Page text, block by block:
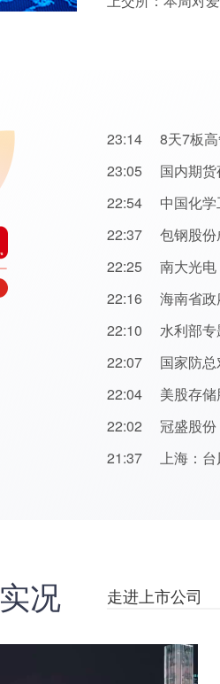
23:14
8天7板高争
23:05
国内期
22:54
中国化学工程
22:37
包钢股份
22:25
南大光电：
22:16
海南省
22:10
水利部专
22:07
国家防
22:04
美股存
22:02
冠盛股份
21:37
上海：台
实况 走进上市公司